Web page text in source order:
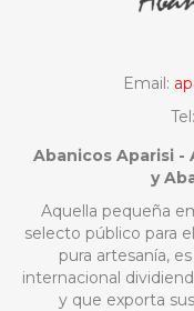
Email:
Tel:
Abanicos Aparisi -
y
Aquella pequeña
selecto público para
pura artesanía,
internacional
y que exporta